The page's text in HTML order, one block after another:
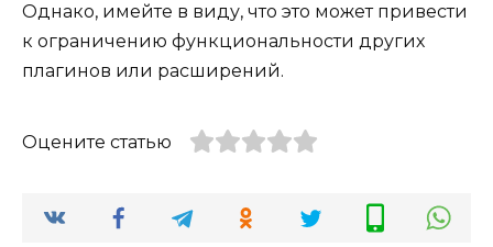
Однако, имейте в виду, что это может привести
к ограничению функциональности других
плагинов или расширений.
Оцените статью